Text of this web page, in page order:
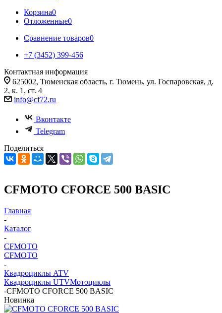
Корзина0
Отложенные0
Сравнение товаров0
+7 (3452) 399-456
Контактная информация
625002, Тюменская область, г. Тюмень, ул. Госпаровская, д.
2, к. 1, ст. 4
info@cf72.ru
Вконтакте
Telegram
Поделиться
CFMOTO CFORCE 500 BASIC
Главная
-
Каталог
-
CFMOTO
CFMOTO
-
Квадроциклы ATV
Квадроциклы UTVМотоциклы
-CFMOTO CFORCE 500 BASIC
Новинка